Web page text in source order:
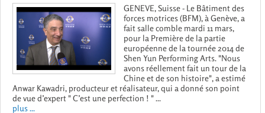
GENEVE, Suisse - Le Bâtiment des
forces motrices (BFM), à Genève, a
fait salle comble mardi 11 mars,
pour la Première de la partie
européenne de la tournée 2014 de
Shen Yun Performing Arts. "Nous
avons réellement fait un tour de la
Chine et de son histoire", a estimé
Anwar Kawadri, producteur et réalisateur, qui a donné son point
de vue d’expert " C’est une perfection ! " ...
plus ...